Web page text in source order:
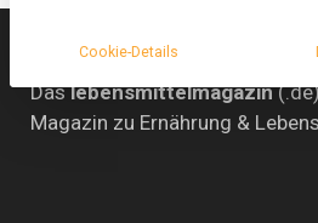
Daslebensmittelmagazin
Magazin zu Ernährung &
Cookie-Details